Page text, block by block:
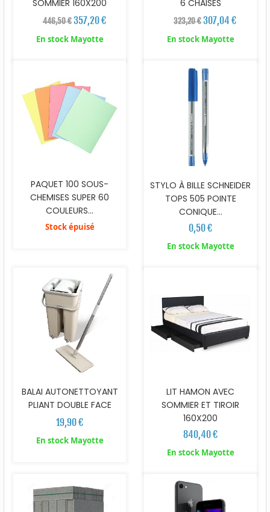
SOMMIER 160X200
446,50 € 357,20 €
En stock Mayotte
6 CHAISES
323,20 €307,04 €
En stock Mayotte
PAQUET 100 SOUS-
CHEMISES SUPER 60
COULEURS...
Stock épuisé
STYLO À BILLE SCHNEIDER
TOPS 505 POINTE
CONIQUE...
0,50 €
En stock Mayotte
BALAI AUTONETTOYANT
PLIANT DOUBLE FACE
19,90 €
En stock Mayotte
LIT HAMON AVEC
SOMMIER ET TIROIR
160X200
840,40 €
En stock Mayotte